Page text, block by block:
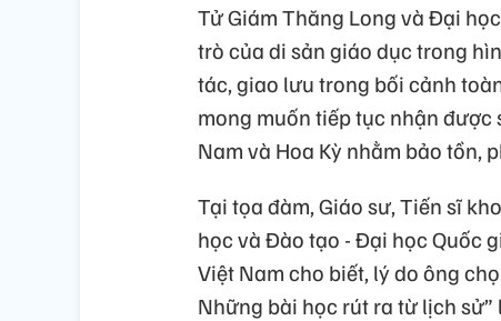
Tử Giám Thăng Long và Đại
trò của di sản giáo dục trong
tác, giao lưu trong bối cảnh
mong muốn tiếp tục nhận
Nam và Hoa Kỳ nhằm bảo tồn,
Tại tọa đàm, Giáo sư, Tiến sĩ
học và Đào tạo - Đại học Quốc
Việt Nam cho biết, lý do ông
Những bài học rút ra từ lịch